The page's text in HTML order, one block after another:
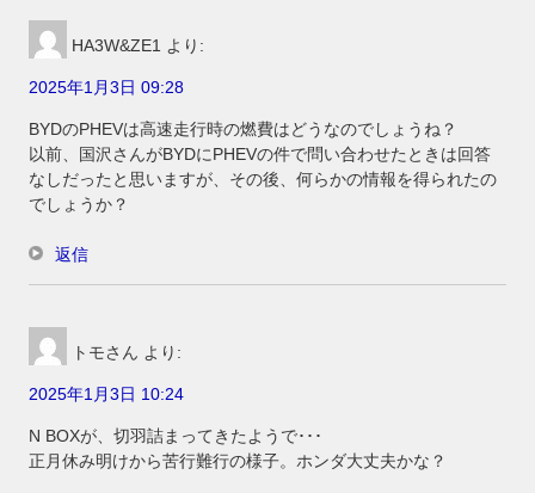
HA3W&ZE1 より:
2025年1月3日 09:28
BYDのPHEVは高速走行時の燃費はどうなのでしょうね？
以前、国沢さんがBYDにPHEVの件で問い合わせたときは回答
なしだったと思いますが、その後、何らかの情報を得られたの
でしょうか？
返信
トモさん より:
2025年1月3日 10:24
N BOXが、切羽詰まってきたようで･･･
正月休み明けから苦行難行の様子。ホンダ大丈夫かな？